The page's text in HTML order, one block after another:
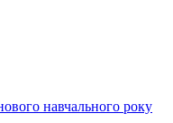
навчального року